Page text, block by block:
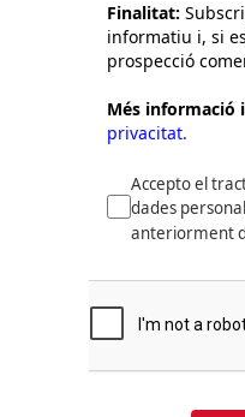
Finalitat:
informatiu i, si
prospecció
Més informació
privacitat.
Accepto el
dades
anteriorment